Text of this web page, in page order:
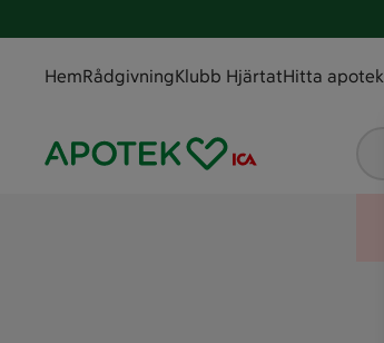
HemRådgivningKlubb HjärtatHitta apotek